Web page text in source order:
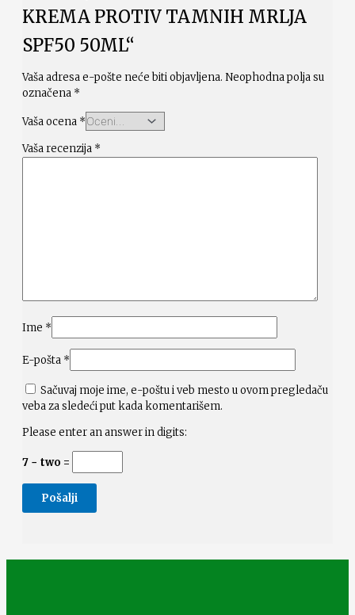
KREMA PROTIV TAMNIH MRLJA
SPF50 50ML“
Vaša adresa e-pošte neće biti objavljena. Neophodna polja su
označena *
Vaša ocena *
Vaša recenzija *
Ime *
E-pošta *
Sačuvaj moje ime, e-poštu i veb mesto u ovom pregledaču
veba za sledeći put kada komentarišem.
Please enter an answer in digits:
7 − two =